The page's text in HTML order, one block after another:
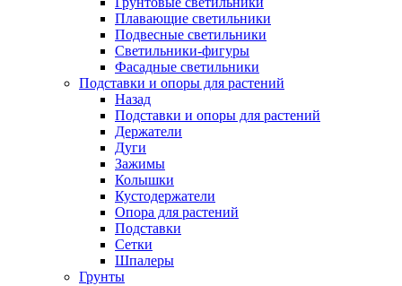
Плавающие светильники
Подвесные светильники
Светильники-фигуры
Фасадные светильники
Подставки и опоры для растений
Назад
Подставки и опоры для растений
Держатели
Дуги
Зажимы
Колышки
Кустодержатели
Опора для растений
Подставки
Сетки
Шпалеры
Грунты